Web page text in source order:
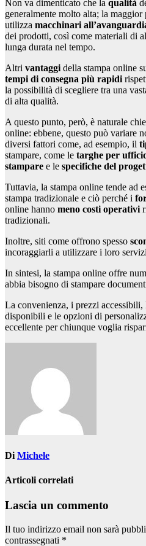
Non va dimenticato che la qualità
generalmente molto alta; la maggior
utilizza macchinari
dei prodotti, così come materiali di
lunga durata nel tempo.
Altri vantaggi della stampa online
tempi di consegna più rapidi
la possibilità di scegliere tra una
di alta qualità.
A questo punto, però, è naturale
online: ebbene, questo può variare
diversi fattori come, ad esempio, il
stampare, come le targhe per
stampare e le specifiche del
Tuttavia, la stampa online tende ad
stampa tradizionale e ciò perché i
online hanno meno costi operativi
tradizionali.
Inoltre, siti come offrono spesso
incoraggiarli a utilizzare i loro
In sintesi, la stampa online offre
abbia bisogno di stampare
La convenienza, i prezzi accessibili,
disponibili e le opzioni di
eccellente per chiunque voglia
DiMichele
Articoli correlati
Lascia un commento
Il tuo indirizzo email non sarà
contrassegnati *